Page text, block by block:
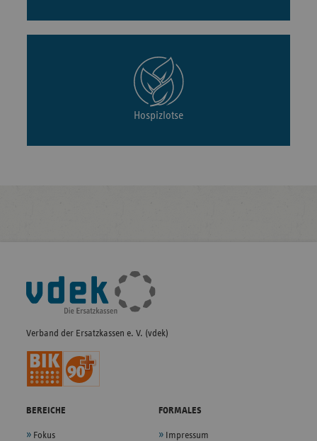
Hospizlotse
Fußleisten-
Navigation
Verband der Ersatzkassen e. V. (vdek)
BEREICHE
Fokus
FORMALES
Impressum